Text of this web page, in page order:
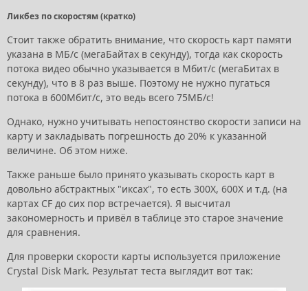
Ликбез по скоростям (кратко)
Стоит также обратить внимание, что скорость карт памяти
указана в МБ/с (мегаБайтах в секунду), тогда как скорость
потока видео обычно указывается в Мбит/с (мегаБитах в
секунду), что в 8 раз выше. Поэтому не нужно пугаться
потока в 600Мбит/с, это ведь всего 75МБ/с!
Однако, нужно учитывать непостоянство скорости записи на
карту и закладывать погрешность до 20% к указанной
величине. Об этом ниже.
Также раньше было принято указывать скорость карт в
довольно абстрактных "иксах", то есть 300X, 600X и т.д. (на
картах CF до сих пор встречается). Я высчитал
закономерность и привёл в таблице это старое значение
для сравнения.
Для проверки скорости карты используется приложение
Crystal Disk Mark. Результат теста выглядит вот так: